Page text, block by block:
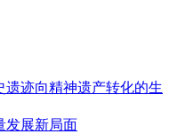
遗迹向精神遗产转化的生
发展新局面